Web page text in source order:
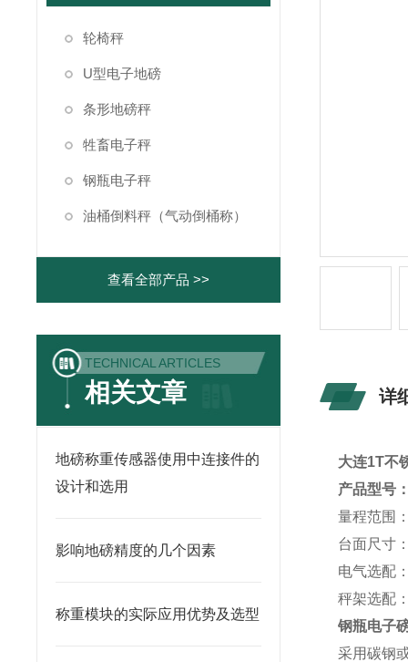
轮椅秤
U型电子地磅
条形地磅秤
牲畜电子秤
钢瓶电子秤
油桶倒料秤（气动倒桶称）
查看全部产品 >>
TECHNICAL ARTICLES
相关文章
地磅称重传感器使用中连接件的
设计和选用
影响地磅精度的几个因素
称重模块的实际应用优势及选型
详
大连1T不
产品型号
量程范围
台面尺寸
电气选配
秤架选配
钢瓶电子
采用碳钢